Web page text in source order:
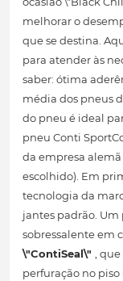
melhorar o
que se destina.
para atender às
saber: ótima
média dos pneus
do pneu é ideal
pneu Conti
da empresa
escolhido). Em
tecnologia da
jantes padrão. Um
sobressalente em
\"ContiSeal\" ,
perfuração no